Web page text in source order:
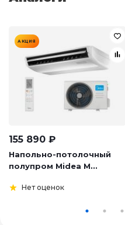
АКЦИЯ
155 890 ₽
Напольно-потолочный
полупром Midea M...
Нет оценок